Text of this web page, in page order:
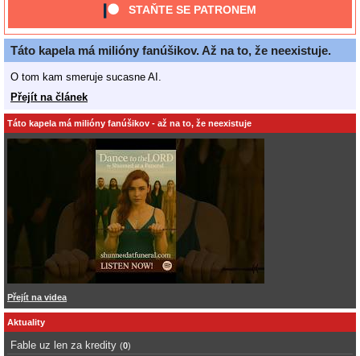
STAŇTE SE PATRONEM
Táto kapela má milióny fanúšikov. Až na to, že neexistuje.
O tom kam smeruje sucasne AI.
Přejít na článek
Táto kapela má milióny fanúšikov - až na to, že neexistuje
Přejít na videa
Aktuality
Fable uz len za kredity (0)